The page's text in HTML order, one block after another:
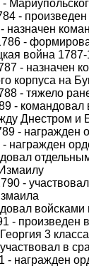
-
назначен
-
война 1787-
- назначен
корпуса на
- тяжело
- командовал
Днестром и
- награжден
награжден
-
- произведен
3 класса
в
- награжден